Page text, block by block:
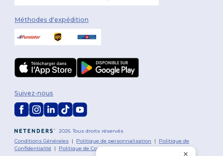
Méthodes d'expédition
2026. Tous droits réservés
Conditions Générales | Politique de personnalisation | Politique de
Confidentialité | Politique de Cookies|Plan du Site
Suivez-nous